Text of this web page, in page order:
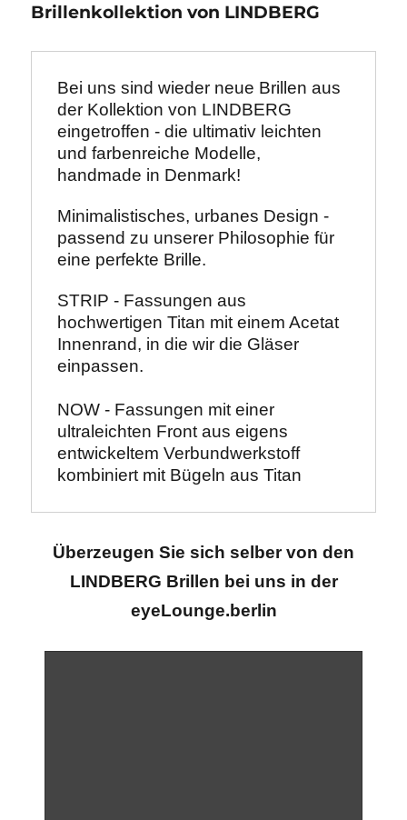
Brillenkollektion von LINDBERG
Bei uns sind wieder neue Brillen aus
der Kollektion von LINDBERG
eingetroffen - die ultimativ leichten
und farbenreiche Modelle,
handmade in Denmark!
Minimalistisches, urbanes Design -
passend zu unserer Philosophie für
eine perfekte Brille.
STRIP - Fassungen aus
hochwertigen Titan mit einem Acetat
Innenrand, in die wir die Gläser
einpassen.
NOW - Fassungen mit einer
ultraleichten Front aus eigens
entwickeltem Verbundwerkstoff
kombiniert mit Bügeln aus Titan
Überzeugen Sie sich selber von den
LINDBERG Brillen bei uns in der
eyeLounge.berlin